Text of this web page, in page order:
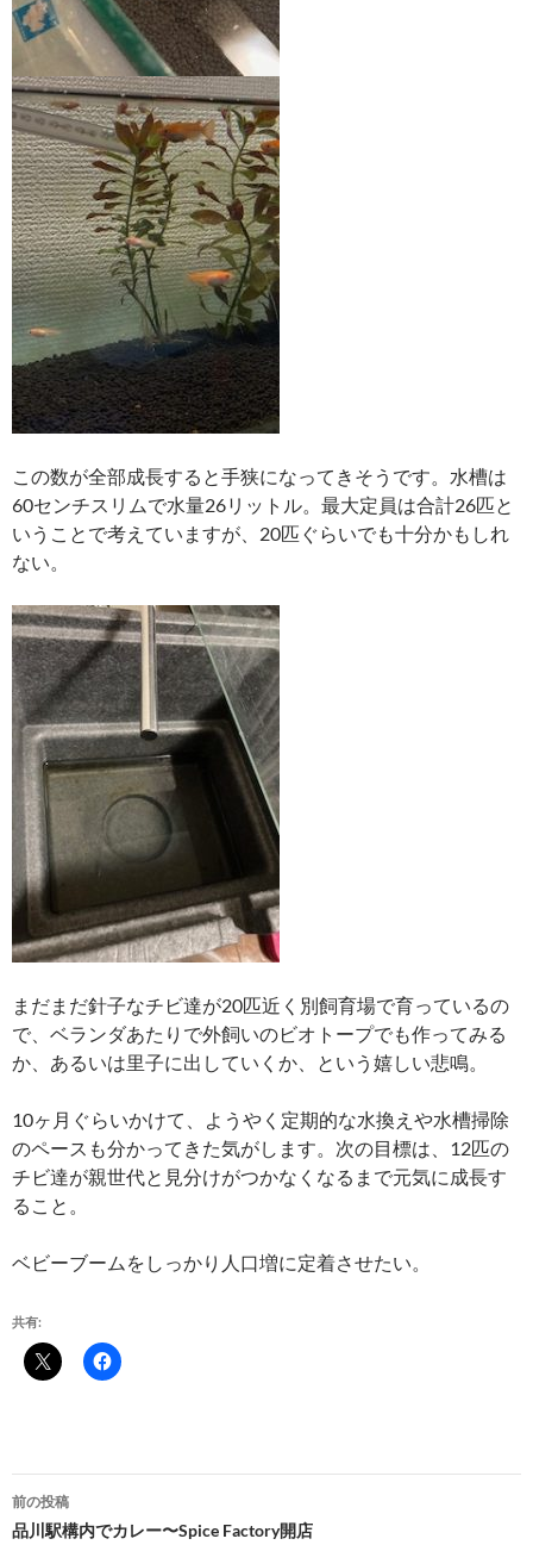
この数が全部成長すると手狭になってきそうです。水槽は
60センチスリムで水量26リットル。最大定員は合計26匹と
いうことで考えていますが、20匹ぐらいでも十分かもしれ
ない。
まだまだ針子なチビ達が20匹近く別飼育場で育っているの
で、ベランダあたりで外飼いのビオトープでも作ってみる
か、あるいは里子に出していくか、という嬉しい悲鳴。
10ヶ月ぐらいかけて、ようやく定期的な水換えや水槽掃除
のペースも分かってきた気がします。次の目標は、12匹の
チビ達が親世代と見分けがつかなくなるまで元気に成長す
ること。
ベビーブームをしっかり人口増に定着させたい。
共有:
投
稿
前の投稿
品川駅構内でカレー〜Spice Factory開店